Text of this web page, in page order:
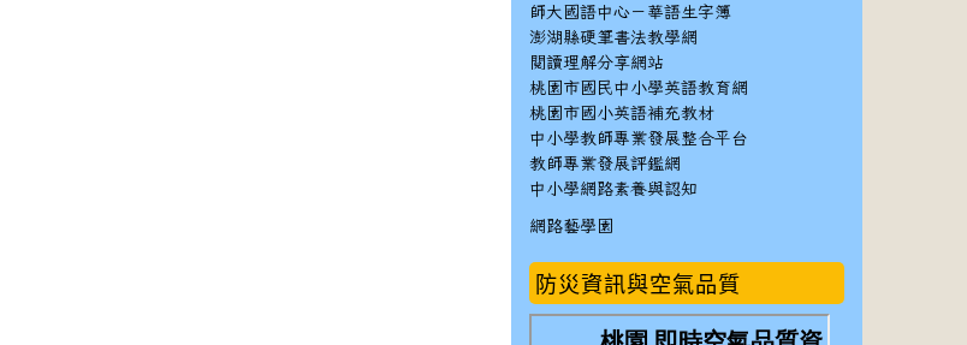
師大國語中心－華語生字簿
澎湖縣硬筆書法教學網
閱讀理解分享網站
桃園市國民中小學英語教育網
桃園市國小英語補充教材
中小學教師專業發展整合平台
教師專業發展評鑑網
中小學網路素養與認知
網路藝學園
防災資訊與空氣品質